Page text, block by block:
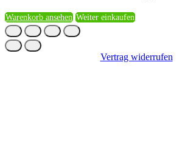
Warenkorb ansehen Weiter einkaufen
Vertrag widerrufen